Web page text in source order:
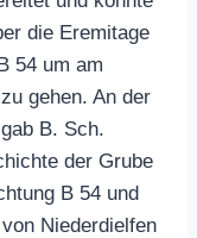
die Eremitage
54 um am
gehen. An der
B. Sch.
der Grube
B 54 und
Niederdielfen